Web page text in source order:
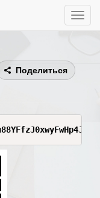
Toggle
Поделиться